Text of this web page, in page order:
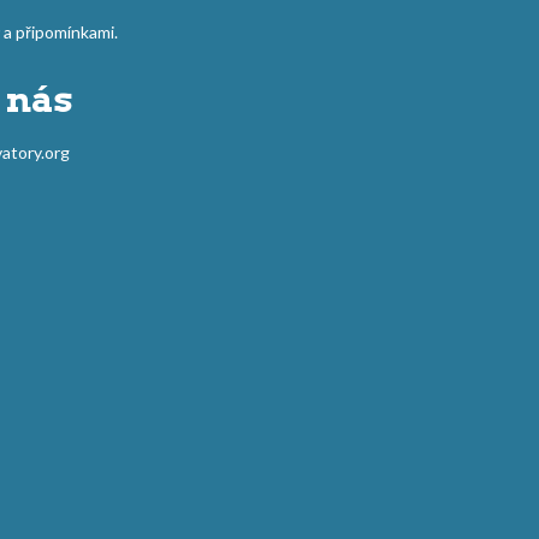
připomínkami.